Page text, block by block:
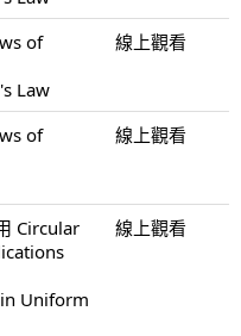
of
Law
線上觀看
of
線上觀看
Circular
Uniform
線上觀看